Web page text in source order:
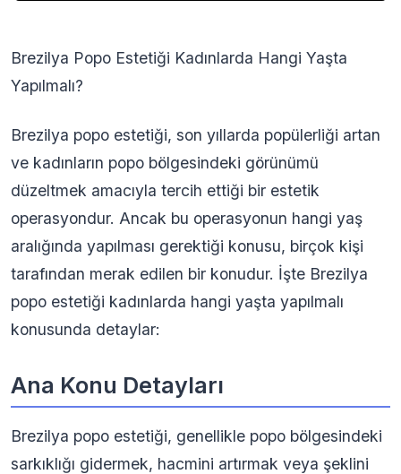
Brezilya Popo Estetiği Kadınlarda Hangi Yaşta
Yapılmalı?
Brezilya popo estetiği, son yıllarda popülerliği artan
ve kadınların popo bölgesindeki görünümü
düzeltmek amacıyla tercih ettiği bir estetik
operasyondur. Ancak bu operasyonun hangi yaş
aralığında yapılması gerektiği konusu, birçok kişi
tarafından merak edilen bir konudur. İşte Brezilya
popo estetiği kadınlarda hangi yaşta yapılmalı
konusunda detaylar:
Ana Konu Detayları
Brezilya popo estetiği, genellikle popo bölgesindeki
sarkıklığı gidermek, hacmini artırmak veya şeklini